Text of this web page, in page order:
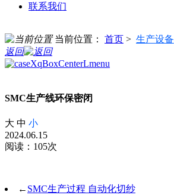
联系我们
当前位置： 首页 > 生产设备
返回
SMC生产线环保密闭
大 中 小
2024.06.15
阅读：105次
← SMC生产过程 自动化切纱